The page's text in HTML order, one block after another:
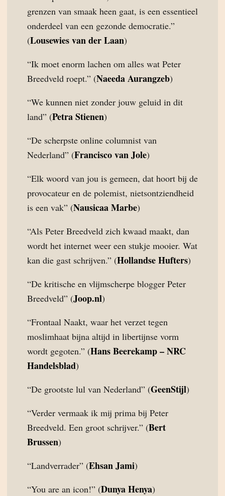
grenzen van smaak heen gaat, is een essentieel
onderdeel van een gezonde democratie.”
(Lousewies van der Laan)
“Ik moet enorm lachen om alles wat Peter
Breedveld roept.” (Naeeda Aurangzeb)
“We kunnen niet zonder jouw geluid in dit
land” (Petra Stienen)
“De scherpste online columnist van
Nederland” (Francisco van Jole)
“Elk woord van jou is gemeen, dat hoort bij de
provocateur en de polemist, nietsontziendheid
is een vak” (Nausicaa Marbe)
“Als Peter Breedveld zich kwaad maakt, dan
wordt het internet weer een stukje mooier. Wat
kan die gast schrijven.” (Hollandse Hufters)
“De kritische en vlijmscherpe blogger Peter
Breedveld” (Joop.nl)
“Frontaal Naakt, waar het verzet tegen
moslimhaat bijna altijd in libertijnse vorm
wordt gegoten.” (Hans Beerekamp – NRC
Handelsblad)
“De grootste lul van Nederland” (GeenStijl)
“Verder vermaak ik mij prima bij Peter
Breedveld. Een groot schrijver.” (Bert
Brussen)
“Landverrader” (Ehsan Jami)
“You are an icon!” (Dunya Henya)